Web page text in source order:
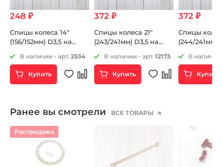
248 ₽
Спицы колеса 14"
(156/152мм) D3,5 на
В наличии - арт. 2534
Купить
372 ₽
Спицы колеса 21"
(243/241мм) D3,5 на
В наличии - арт. 12173
Купить
372 ₽
Спицы
(244/241мм)
В наличии
Купить
Ранее вы смотрели ВСЕ ТОВАРЫ
Распродажа